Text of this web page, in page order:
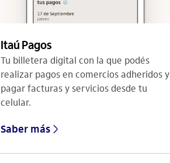
Itaú Pagos
Tu billetera digital con la que podés
realizar pagos en comercios adheridos y
pagar facturas y servicios desde tu
celular.
Saber más